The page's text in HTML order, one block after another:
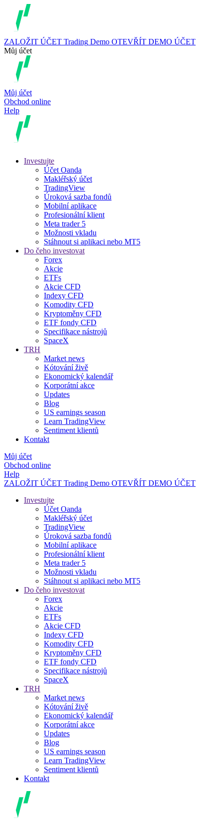
ZALOŽIT ÚČET Trading Demo OTEVŘÍT DEMO ÚČET
Můj účet
Můj účet
Obchod online
Help
Investujte
Účet Oanda
Makléřský účet
TradingView
Úroková sazba fondů
Mobilní aplikace
Profesionální klient
Meta trader 5
Možnosti vkladu
Stáhnout si aplikaci nebo MT5
Do čeho investovat
Forex
Akcie
ETFs
Akcie CFD
Indexy CFD
Komodity CFD
Kryptoměny CFD
ETF fondy CFD
Specifikace nástrojů
SpaceX
TRH
Market news
Kótování živě
Ekonomický kalendář
Korporátní akce
Updates
Blog
US earnings season
Learn TradingView
Sentiment klientů
Kontakt
Můj účet
Obchod online
Help
ZALOŽIT ÚČET Trading Demo OTEVŘÍT DEMO ÚČET
Investujte
Účet Oanda
Makléřský účet
TradingView
Úroková sazba fondů
Mobilní aplikace
Profesionální klient
Meta trader 5
Možnosti vkladu
Stáhnout si aplikaci nebo MT5
Do čeho investovat
Forex
Akcie
ETFs
Akcie CFD
Indexy CFD
Komodity CFD
Kryptoměny CFD
ETF fondy CFD
Specifikace nástrojů
SpaceX
TRH
Market news
Kótování živě
Ekonomický kalendář
Korporátní akce
Updates
Blog
US earnings season
Learn TradingView
Sentiment klientů
Kontakt